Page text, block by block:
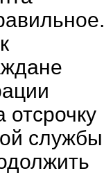
отсрочку
службы